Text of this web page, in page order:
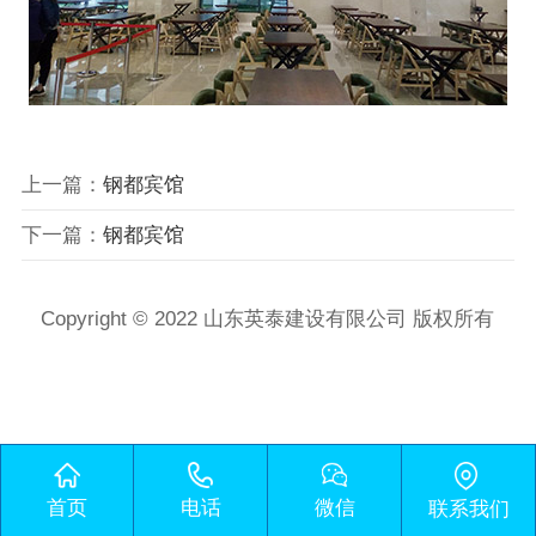
上一篇： 钢都宾馆
下一篇： 钢都宾馆
Copyright © 2022 山东英泰建设有限公司 版权所有
首页 电话 微信 联系我们